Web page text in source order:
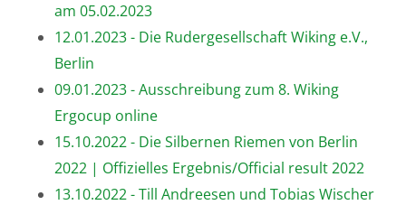
am 05.02.2023
12.01.2023 - Die Rudergesellschaft Wiking e.V.,
Berlin
09.01.2023 - Ausschreibung zum 8. Wiking
Ergocup online
15.10.2022 - Die Silbernen Riemen von Berlin
2022 | Offizielles Ergebnis/Official result 2022
13.10.2022 - Till Andreesen und Tobias Wischer